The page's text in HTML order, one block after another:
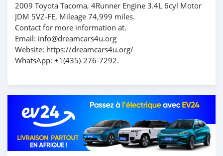
2009 Toyota Tacoma, 4Runner Engine 3.4L 6cyl Motor
JDM 5VZ-FE, Mileage 74,999 miles.
Contact for more information at.
Email: info@dreamcars4u.org
Website: https://dreamcars4u.org/
WhatsApp: +1(435)-276-7292.